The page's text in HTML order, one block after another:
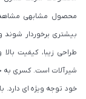
محصول مشابهی
بیشتری برخوردار
طراحی زیبا، کیفیت
شیرآلات است. کسری
خود توجه ویژه ای دارد.